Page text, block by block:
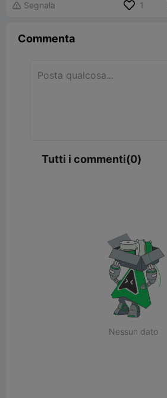
 Segnala 1
Commenta
Tutti i commenti(0)
Nessun dato